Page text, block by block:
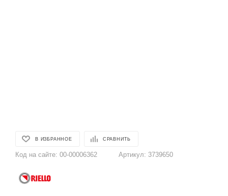
В ИЗБРАННОЕ СРАВНИТЬ
Код на сайте: 00-00006362 Артикул: 3739650